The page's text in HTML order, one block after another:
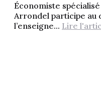
Économiste
Arrondel participe au
l’enseigne... Lire